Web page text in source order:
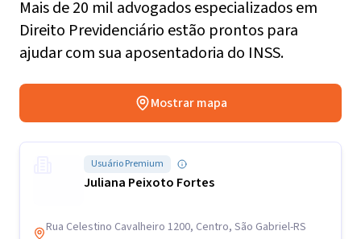
Mais de 20 mil advogados especializados em
Direito Previdenciário estão prontos para
ajudar com sua aposentadoria do INSS.
Mostrar mapa
Usuário Premium
Juliana Peixoto Fortes
Rua Celestino Cavalheiro 1200, Centro, São Gabriel-RS